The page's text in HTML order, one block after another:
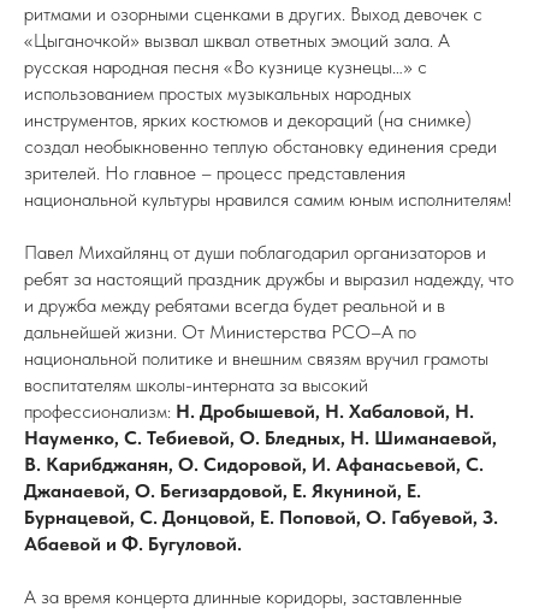
ритмами и озорными сценками в других. Выход девочек с
«Цыганочкой» вызвал шквал ответных эмоций зала. А
русская народная песня «Во кузнице кузнецы…» с
использованием простых музыкальных народных
инструментов, ярких костюмов и декораций (на снимке)
создал необыкновенно теплую обстановку единения среди
зрителей. Но главное – процесс представления
национальной культуры нравился самим юным исполнителям!
Павел Михайлянц от души поблагодарил организаторов и
ребят за настоящий праздник дружбы и выразил надежду, что
и дружба между ребятами всегда будет реальной и в
дальнейшей жизни. От Министерства РСО–А по
национальной политике и внешним связям вручил грамоты
воспитателям школы-интерната за высокий
профессионализм: Н. Дробышевой, Н. Хабаловой, Н.
Науменко, С. Тебиевой, О. Бледных, Н. Шиманаевой,
В. Карибджанян, О. Сидоровой, И. Афанасьевой, С.
Джанаевой, О. Бегизардовой, Е. Якуниной, Е.
Бурнацевой, С. Донцовой, Е. Поповой, О. Габуевой, З.
Абаевой и Ф. Бугуловой.
А за время концерта длинные коридоры, заставленные